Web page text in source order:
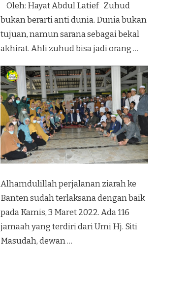
Oleh: Hayat Abdul Latief Zuhud
bukan berarti anti dunia. Dunia bukan
tujuan, namun sarana sebagai bekal
akhirat. Ahli zuhud bisa jadi orang …
Alhamdulillah perjalanan ziarah ke
Banten sudah terlaksana dengan baik
pada Kamis, 3 Maret 2022. Ada 116
jamaah yang terdiri dari Umi Hj. Siti
Masudah, dewan …